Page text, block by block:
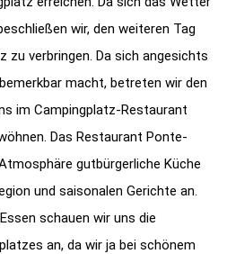
wir, den weiteren Tag
zu verbringen. Da sich angesichts
macht, betreten wir den
im Campingplatz-Restaurant
Das Restaurant Ponte-
gutbürgerliche Küche
und saisonalen Gerichte an.
schauen wir uns die
an, da wir ja bei schönem